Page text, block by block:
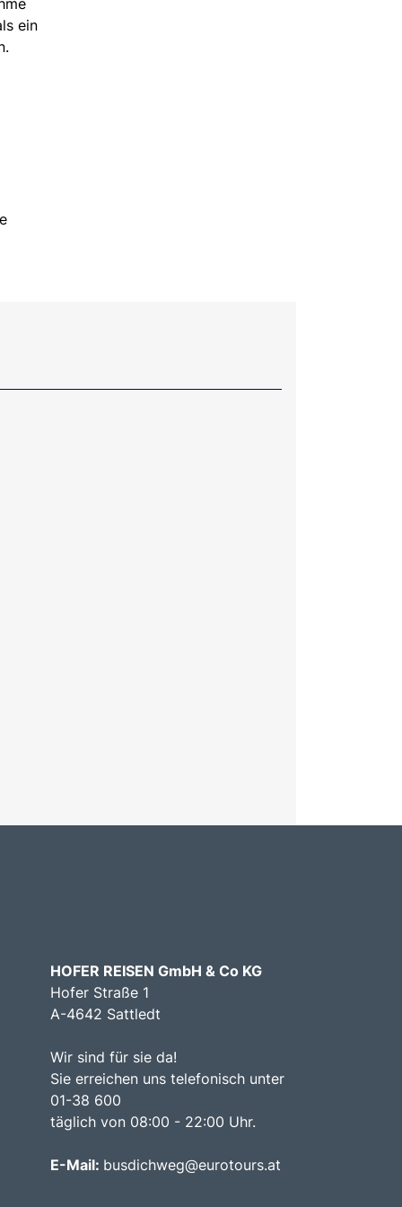
ein
HOFER REISEN GmbH & Co KG
Hofer Straße 1
A-4642 Sattledt
Wir sind für sie da!
Sie erreichen uns telefonisch unter
01-38 600
täglich von 08:00 - 22:00 Uhr.
E-Mail: busdichweg@eurotours.at